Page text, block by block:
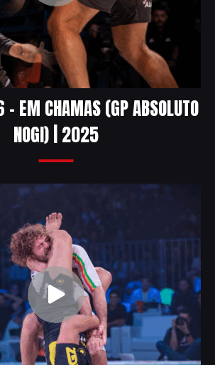
EM CHAMAS (GP ABSOLUTO
NOGI) | 2025